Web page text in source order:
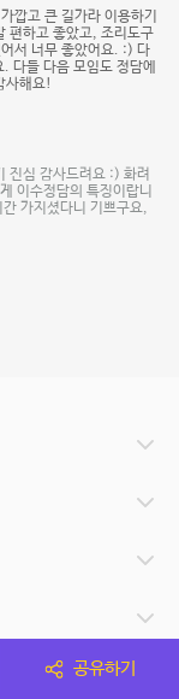
깝고 큰 길가라 이용하기
편하고 좋았고, 조리도구
서 너무 좋았어요. :) 다
다들 다음 모임도 정담에
사해요!
진심 감사드려요 :) 화려
이수정담의 특징이랍니
가지셨다니 기쁘구요,
공유하기